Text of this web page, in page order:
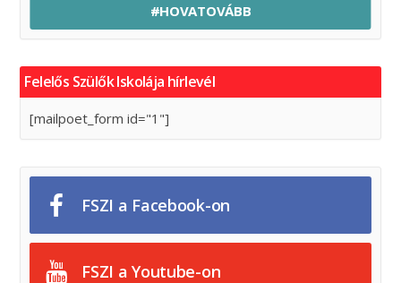
#HOVATOVÁBB
Felelős Szülők Iskolája hírlevél
[mailpoet_form id="1"]
FSZI a Facebook-on
FSZI a Youtube-on